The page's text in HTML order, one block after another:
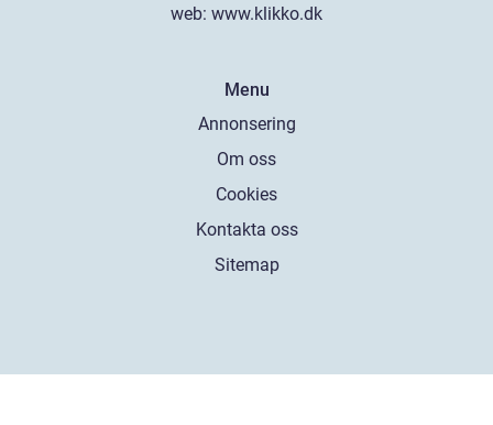
web: www.klikko.dk
Menu
Annonsering
Om oss
Cookies
Kontakta oss
Sitemap